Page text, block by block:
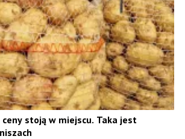
stoją w miejscu. Taka jest